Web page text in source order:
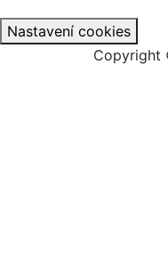
Nastavení cookies
Copyright